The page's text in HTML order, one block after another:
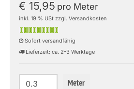
€ 15,95 pro Meter
inkl. 19 % USt zzgl. Versandkosten
Sofort versandfähig
Lieferzeit: ca. 2-3 Werktage
Meter